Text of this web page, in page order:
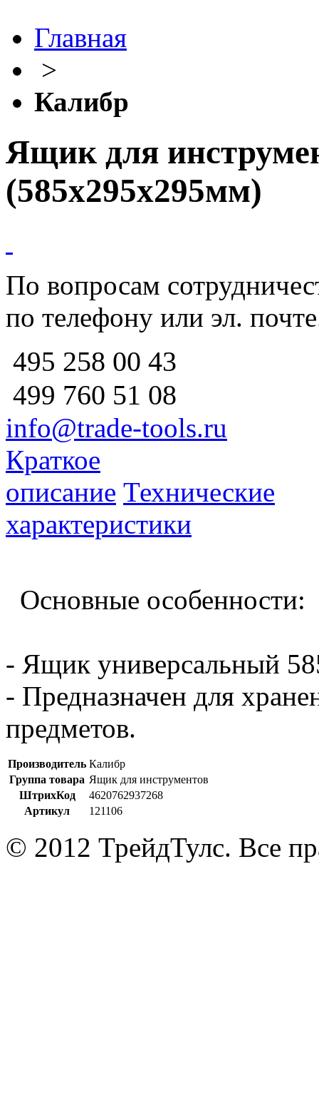
Главная
>
Калибр
Ящик для
(585х295х295мм)
По вопросам
по телефону или эл.
495 258 00 43
499 760 51 08
info@trade-tools.ru
Краткое
описание Технические
характеристики
Основные особенности:
- Ящик универсальный
- Предназначен для
предметов.
Производитель Калибр
Группа товара Ящик для инструментов
ШтрихКод
4620762937268
Артикул
121106
© 2012 ТрейдТулс. Все